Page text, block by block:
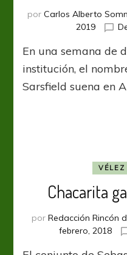
por Carlos Alberto
2019
En una semana de
institución, el
Sarsfield suena en
VÉLEZ
Chacarita
por Redacción Rincón
febrero, 2018